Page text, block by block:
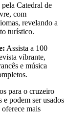
Catedral de
com
revelando a
turístico.
Assista a 100
vibrante,
e música
para o cruzeiro
e podem ser usados
mais